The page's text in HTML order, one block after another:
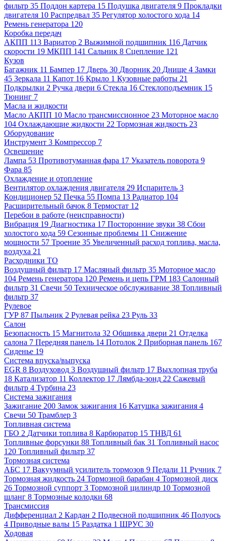
фильтр 35 Поддон картера 15 Подушка двигателя 9 Прокладки
двигателя 10 Распредвал 35 Регулятор холостого хода 14
Ремень генератора 120
Коробка передач
АКПП 113 Вариатор 2 Выжимной подшипник 116 Датчик
скорости 19 МКПП 141 Сальник 8 Сцепление 121
Кузов
Багажник 11 Бампер 17 Дверь 30 Дворник 20 Днище 4 Замки
45 Зеркала 11 Капот 16 Крыло 1 Кузовные работы 21
Подкрылки 2 Ручка двери 6 Стекла 16 Стеклоподъемник 15
Тюнинг 7
Масла и жидкости
Масло АКПП 10 Масло трансмиссионное 23 Моторное масло
104 Охлаждающие жидкости 22 Тормозная жидкость 23
Оборудование
Инструмент 3 Компрессор 7
Освещение
Лампа 53 Противотуманная фара 17 Указатель поворота 9
Фара 85
Охлаждение и отопление
Вентилятор охлаждения двигателя 29 Испаритель 3
Кондиционер 52 Печка 55 Помпа 13 Радиатор 104
Расширительный бачок 8 Термостат 12
Перебои в работе (неисправности)
Вибрация 19 Диагностика 17 Посторонние звуки 38 Сбои
холостого хода 59 Сезонные проблемы 11 Снижение
мощности 57 Троение 35 Увеличенный расход топлива, масла,
воздуха 21
Расходники ТО
Воздушный фильтр 17 Масляный фильтр 35 Моторное масло
104 Ремень генератора 120 Ремень и цепь ГРМ 183 Салонный
фильтр 31 Свечи 50 Техническое обслуживание 38 Топливный
фильтр 37
Рулевое
ГУР 87 Пыльник 2 Рулевая рейка 23 Руль 33
Салон
Безопасность 15 Магнитола 32 Обшивка двери 21 Отделка
салона 7 Передняя панель 14 Потолок 2 Приборная панель 167
Сиденье 19
Система впуска/выпуска
EGR 8 Воздуховод 3 Воздушный фильтр 17 Выхлопная труба
18 Катализатор 11 Коллектор 17 Лямбда-зонд 22 Сажевый
фильтр 4 Турбина 23
Система зажигания
Зажигание 200 Замок зажигания 16 Катушка зажигания 4
Свечи 50 Трамблер 3
Топливная система
ГБО 2 Датчики топлива 8 Карбюратор 15 ТНВД 61
Топливные форсунки 88 Топливный бак 31 Топливный насос
120 Топливный фильтр 37
Тормозная система
АБС 17 Вакуумный усилитель тормозов 9 Педали 11 Ручник 7
Тормозная жидкость 24 Тормозной барабан 4 Тормозной диск
26 Тормозной суппорт 3 Тормозной цилиндр 10 Тормозной
шланг 8 Тормозные колодки 68
Трансмиссия
Дифференциал 2 Кардан 2 Подвесной подшипник 46 Полуось
4 Приводные валы 15 Раздатка 1 ШРУС 30
Ходовая